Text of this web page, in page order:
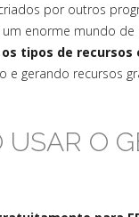
criados por outros
enorme mundo
tipos de recursos
e gerando recursos
USAR O